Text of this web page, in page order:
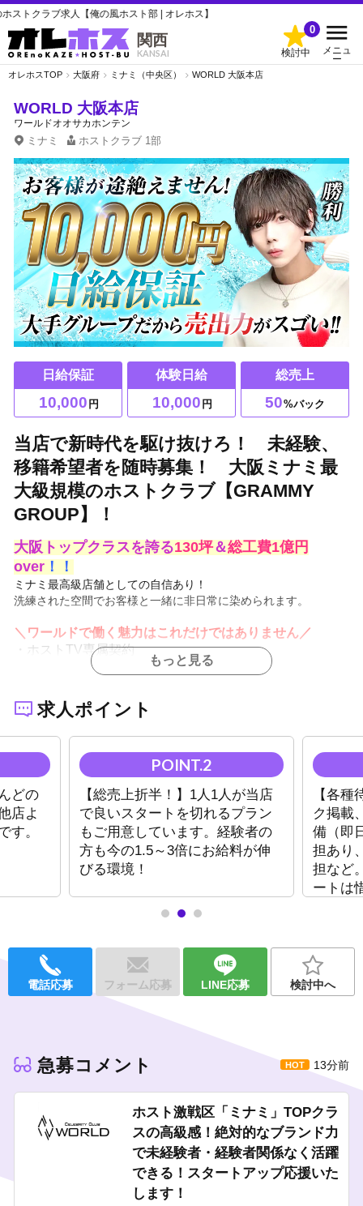
人【俺の風ホスト部 | オレホス】
関西
KANSAI 検討中
0
メニュ
ー
オレホスTOP 大阪府 ミナミ（中央区） WORLD 大阪本店
WORLD 大阪本店
ワールドオオサカホンテン
ミナミ ホストクラブ 1部
日給保証
10,000 円
体験日給
10,000 円
総売上
50%バック
当店で新時代を駆け抜けろ！ 未経験、
移籍希望者を随時募集！ 大阪ミナミ最
大級規模のホストクラブ【GRAMMY
GROUP】！
大阪トップクラスを誇る130坪＆総工費1億円
over！！
ミナミ最高級店舗としての自信あり！
洗練された空間でお客様と一緒に非日常に染められます。
＼ワールドで働く魅力はこれだけではありません／
・ホストTV専属契約
・有名雑誌掲載、専属モデル多数
・即日入居可能な寮完備
3階建ての一軒家など複数寮完備しています
・営業中のキャッチ、雑務なし
・各種連休、有給制度あり
*・。*・。*・。*・。*・。*・。*
「ホストだから何もできない？」
そんなことはありません！
女性に笑顔と幸せを届け、僕たちも心を豊かにする！
人生においての大切なことはきちんと学んでいます。
男がメインの仕事だから、全力で仕事ができれば夢や目標を叶え
実際に若いプレイヤーが新店を任されるなど、嬉しいこともたく
さん！！
まずは一度お話を聞いて、それから考えてみてください。
★体験入店10,000円即日支給！
いつでもご応募お待ちしております。
もっと見る
求人ポイント
どの
店よ
す。
【総売上折半！】1人1人が当店
で良いスタートを切れるプラン
もご用意しています。経験者の
方も今の1.5～3倍にお給料が伸
びる環境！
【各
ク掲載
備（即
担あり
担など
ートは
電話応募 フォーム応募 LINE応募 検討中へ
急募コメント 13分前
ホスト激戦区「ミナミ」TOPクラ
スの高級感！絶対的なブランド力
で未経験者・経験者関係なく活躍
できる！スタートアップ応援いた
します！